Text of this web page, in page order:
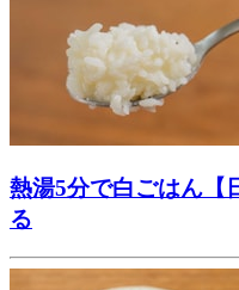
熱湯5分で白ごはん【
る